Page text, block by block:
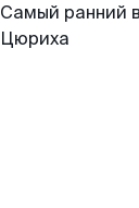
Самый ранний
Цюриха